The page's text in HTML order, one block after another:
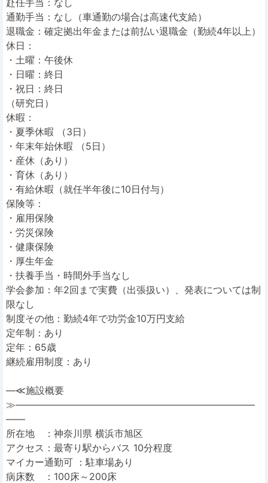
赴任手当：なし
通勤手当：なし（車通勤の場合は高速代支給）
退職金：確定拠出年金または前払い退職金（勤続4年以上）
休日：
・土曜：午後休
・日曜：終日
・祝日：終日
（研究日）
休暇：
・夏季休暇 （3日）
・年末年始休暇 （5日）
・産休（あり）
・育休（あり）
・有給休暇（就任半年後に10日付与）
保険等：
・雇用保険
・労災保険
・健康保険
・厚生年金
・扶養手当・時間外手当なし
学会参加：年2回まで実費（出張扱い）、発表については制
限なし
制度その他：勤続4年で功労金10万円支給
定年制：あり
定年：65歳
継続雇用制度：あり
―≪施設概要
≫―――――――――――――――――――――――――
――
所在地 ：神奈川県 横浜市旭区
アクセス：最寄り駅からバス 10分程度
マイカー通勤可 ：駐車場あり
病床数 ：100床～200床